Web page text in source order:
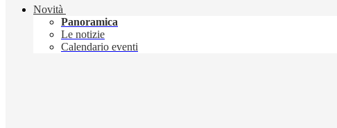
Novità
Panoramica
Le notizie
Calendario eventi